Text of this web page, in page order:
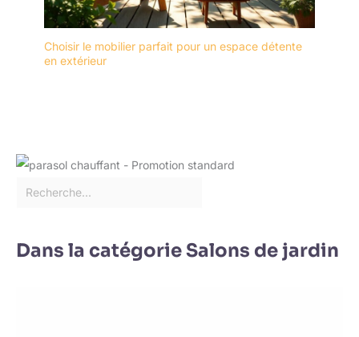
Choisir le mobilier parfait pour un espace détente
en extérieur
Dans la catégorie Salons de jardin